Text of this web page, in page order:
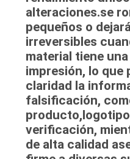
alteraciones.se
pequeños o
irreversibles
material tiene
impresión, lo que
claridad la
falsificación,
verificación,
de alta calidad